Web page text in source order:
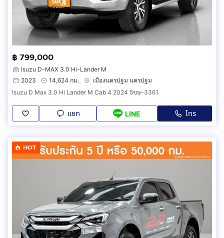
฿ 799,000
Isuzu D-MAX 3.0 Hi-Lander M
2023
14,624 กม.
เมืองนครปฐม นครปฐม
Isuzu D Max 3.0 Hi Lander M Cab 4 2024 5ขษ-3361
แชท LINE โทร
HOT